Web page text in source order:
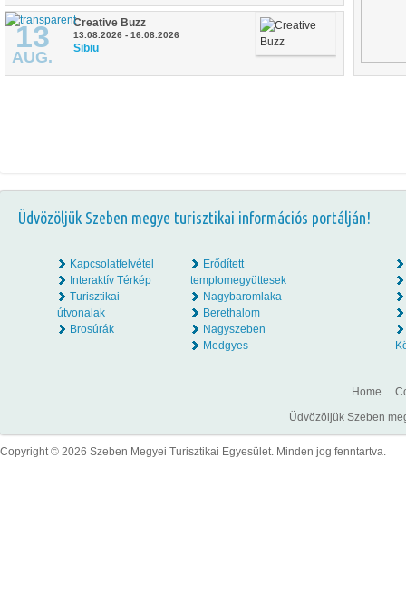
13
AUG.
Creative Buzz
13.08.2026 - 16.08.2026
Sibiu
AUG. Sibiu
Hosman
Turó- és Pálinkafesztivál, Resinár
29.08.2026 - 30.08.2026
Răşinari
6 06.11.2026 - 15.11.2026
Üdvözöljük Szeben megye turisztikai információs portálján!
Kapcsolatfelvétel
Interaktív Térkép
Turisztikai
útvonalak
Brosúrák
Erődített
templomegyüttesek
Nagybaromlaka
Berethalom
Nagyszeben
Medgyes
Home
Üdvözöljük Szeben
Copyright © 2026 Szeben Megyei Turisztikai Egyesület. Minden jog fenntartva.